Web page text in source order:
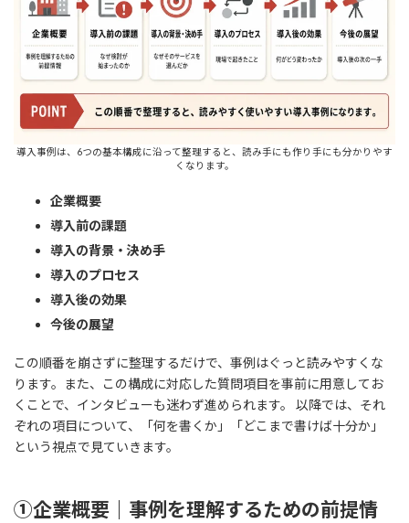
導入事例は、6つの基本構成に沿って整理すると、読み手にも作り手にも分かりやす
くなります。
企業概要
導入前の課題
導入の背景・決め手
導入のプロセス
導入後の効果
今後の展望
この順番を崩さずに整理するだけで、事例はぐっと読みやすくな
ります。また、この構成に対応した質問項目を事前に用意してお
くことで、インタビューも迷わず進められます。 以降では、それ
ぞれの項目について、「何を書くか」「どこまで書けば十分か」
という視点で見ていきます。
①企業概要｜事例を理解するための前提情